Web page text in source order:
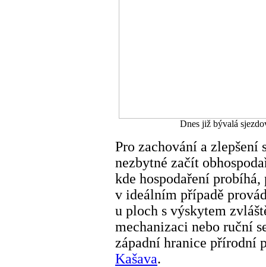
Dnes již bývalá
Pro zachování a
nezbytné začít
kde hospodaření
v ideálním případě
u ploch s výskytem
mechanizaci nebo ruční
západní hranice přírodní
Kašava.